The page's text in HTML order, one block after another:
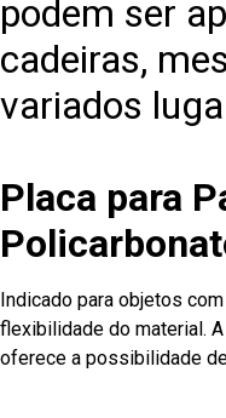
podem ser
cadeiras,
variados
Placa para
Indicado para objetos
flexibilidade do material.
oferece a possibilidade